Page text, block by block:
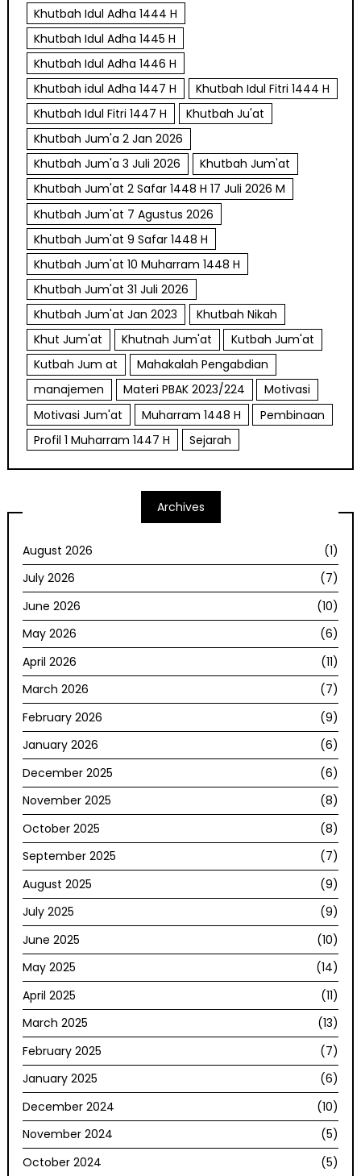
Khutbah Idul Adha 1444 H
Khutbah Idul Adha 1445 H
Khutbah Idul Adha 1446 H
Khutbah idul Adha 1447 H
Khutbah Idul Fitri 1444 H
Khutbah Idul Fitri 1447 H
Khutbah Ju'at
Khutbah Jum'a 2 Jan 2026
Khutbah Jum'a 3 Juli 2026
Khutbah Jum'at
Khutbah Jum'at 2 Safar 1448 H 17 Juli 2026 M
Khutbah Jum'at 7 Agustus 2026
Khutbah Jum'at 9 Safar 1448 H
Khutbah Jum'at 10 Muharram 1448 H
Khutbah Jum'at 31 Juli 2026
Khutbah Jum'at Jan 2023
Khutbah Nikah
Khut Jum'at
Khutnah Jum'at
Kutbah Jum'at
Kutbah Jum at
Mahakalah Pengabdian
manajemen
Materi PBAK 2023/224
Motivasi
Motivasi Jum'at
Muharram 1448 H
Pembinaan
Profil 1 Muharram 1447 H
Sejarah
Archives
August 2026
(1)
July 2026
(7)
June 2026
(10)
May 2026
(6)
April 2026
(11)
March 2026
(7)
February 2026
(9)
January 2026
(6)
December 2025
(6)
November 2025
(8)
October 2025
(8)
September 2025
(7)
August 2025
(9)
July 2025
(9)
June 2025
(10)
May 2025
(14)
April 2025
(11)
March 2025
(13)
February 2025
(7)
January 2025
(6)
December 2024
(10)
November 2024
(5)
October 2024
(5)